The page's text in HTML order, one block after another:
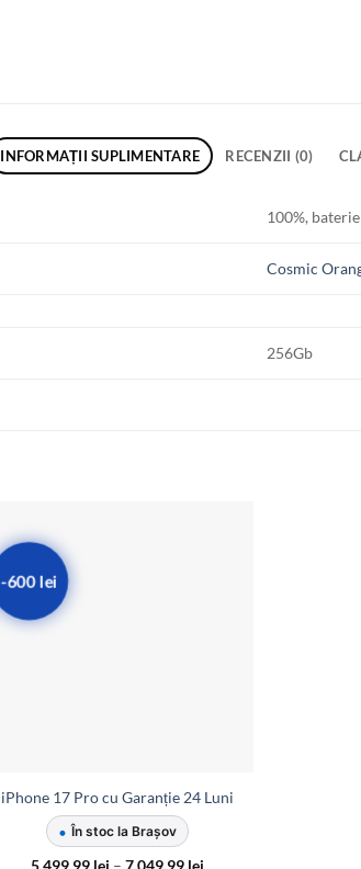
INFORMAȚII SUPLIMENTARE RECENZII (0)
100%,
Cosmic
256Gb
-600 lei
iPhone 17 Pro cu Garanție 24 Luni
• În stoc la Brașov
5.499,99 lei – 7.049,99 lei